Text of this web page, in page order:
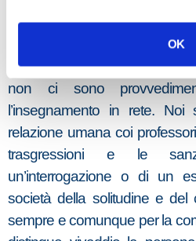
OK
“L’unica buona notizia- ha
non ci sono
l’insegnamento in rete.
relazione umana coi
trasgressioni e le
un’interrogazione o di un
società della solitudine e del
sempre e comunque per la